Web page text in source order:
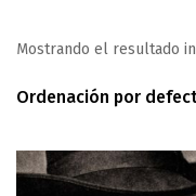
Mostrando el resultado
Ordenación por